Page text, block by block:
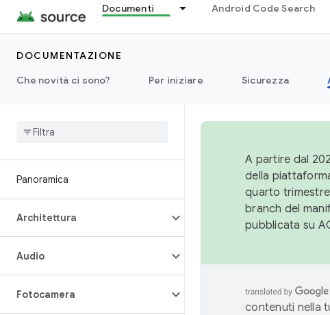
Documenti Android Code Search
DOCUMENTAZIONE
Che novità ci sono?
Per iniziare Sicurezza
Panoramica
Architettura
Audio
Fotocamera
A partire dal
della
quarto
branch del
pubblicata su
contenuti nella